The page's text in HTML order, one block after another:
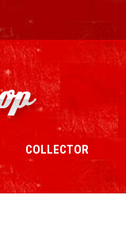
COLLECTOR